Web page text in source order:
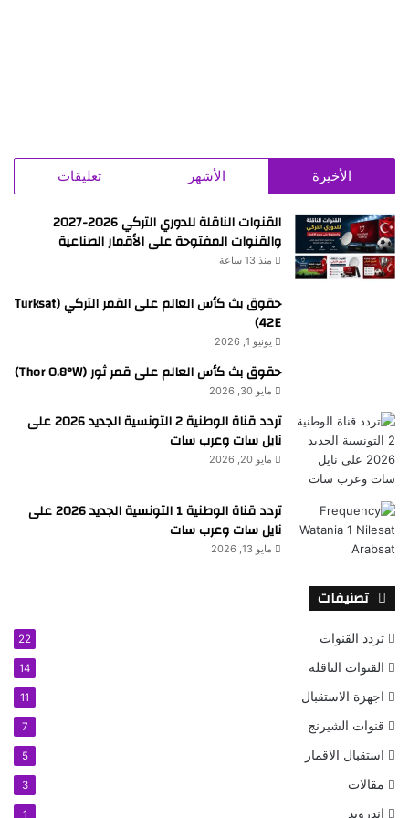
الأخيرة الأشهر تعليقات
القنوات الناقلة للدوري التركي 2026-2027
والقنوات المفتوحة على الأقمار الصناعية
منذ 13 ساعة
حقوق بث كأس العالم على القمر التركي (Turksat
42E)
يونيو 1, 2026
حقوق بث كأس العالم على قمر ثور (Thor 0.8°W)
مايو 30, 2026
تردد قناة الوطنية 2 التونسية الجديد 2026 على
نايل سات وعرب سات
مايو 20, 2026
تردد قناة الوطنية 1 التونسية الجديد 2026 على
نايل سات وعرب سات
مايو 13, 2026
تصنيفات
تردد القنوات 22
القنوات الناقلة 14
اجهزة الاستقبال 11
قنوات الشيرنج 7
استقبال الاقمار 5
مقالات 3
اندرويد 1